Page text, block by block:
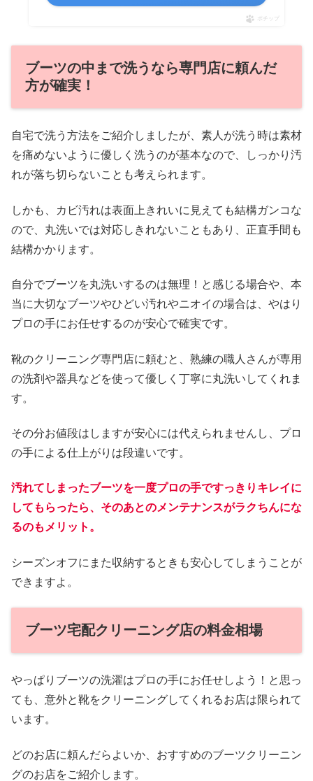
ポチップ
ブーツの中まで洗うなら専門店に頼んだ
方が確実！
自宅で洗う方法をご紹介しましたが、素人が洗う時は素材
を痛めないように優しく洗うのが基本なので、しっかり汚
れが落ち切らないことも考えられます。
しかも、カビ汚れは表面上きれいに見えても結構ガンコな
ので、丸洗いでは対応しきれないこともあり、正直手間も
結構かかります。
自分でブーツを丸洗いするのは無理！と感じる場合や、本
当に大切なブーツやひどい汚れやニオイの場合は、やはり
プロの手にお任せするのが安心で確実です。
靴のクリーニング専門店に頼むと、熟練の職人さんが専用
の洗剤や器具などを使って優しく丁寧に丸洗いしてくれま
す。
その分お値段はしますが安心には代えられませんし、プロ
の手による仕上がりは段違いです。
汚れてしまったブーツを一度プロの手ですっきり キレイに
してもらったら、 そのあとのメンテナンスがラクちんにな
るのもメリット。
シーズンオフにまた収納するときも安心してしまうことが
できますよ。
ブーツ宅配クリーニング店の料金相場
やっぱりブーツの洗濯はプロの手にお任せしよう！と思っ
ても、意外と靴をクリーニングしてくれるお店は限られて
います。
どのお店に頼んだらよいか、おすすめのブーツクリーニン
グのお店をご紹介します。